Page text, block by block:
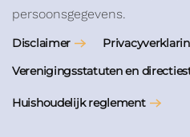
persoonsgegevens.
Disclaimer
Verenigingsstatuten en
Huishoudelijk reglement